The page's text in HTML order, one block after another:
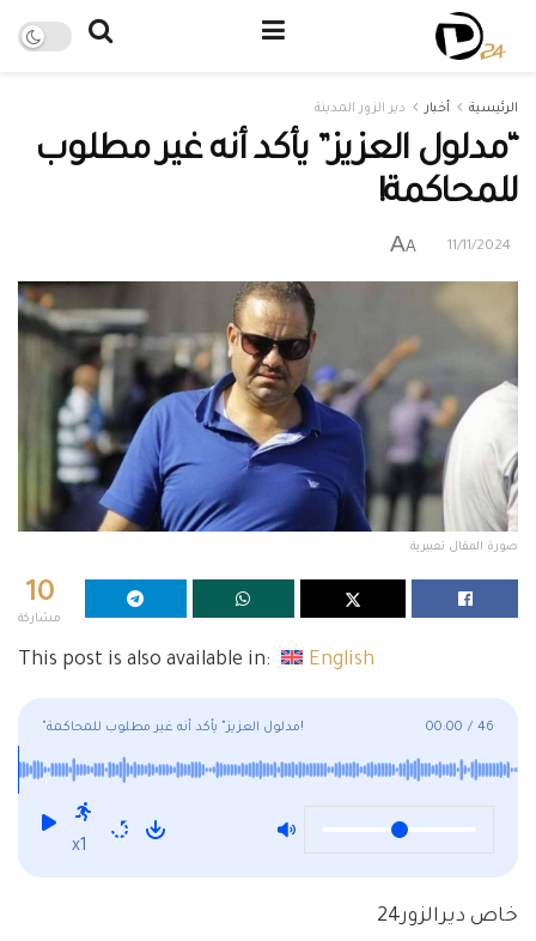
الرئيسية أخبار دير الزور المدينة
“مدلول العزيز” يأكد أنه غير مطلوب
للمحاكمة!
11/11/2024
A
A
صورة المقال تعبيرية
10
مشاركة
This post is also available in: English
"مدلول العزيز" يأكد أنه غير مطلوب للمحاكمة! 00:00 / 46
x1
خاص ديرالزور24